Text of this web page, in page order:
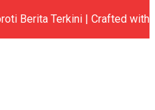
Berita Terkini | Crafted with